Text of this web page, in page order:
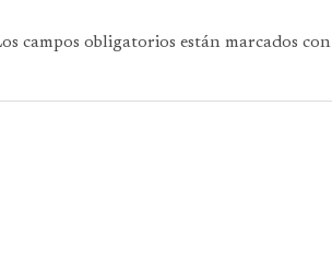
campos obligatorios están marcados con